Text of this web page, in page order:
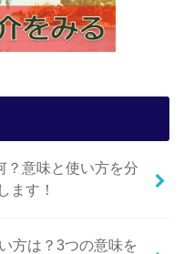
？意味と使い方を分
ます！
方は？3つの意味を